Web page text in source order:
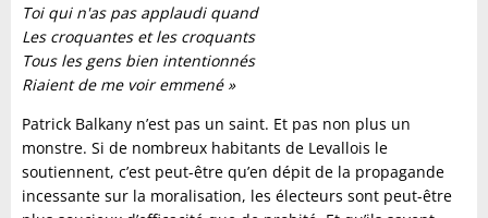
Toi qui n'as pas applaudi quand
Les croquantes et les croquants
Tous les gens bien intentionnés
Riaient de me voir emmené »
Patrick Balkany n’est pas un saint. Et pas non plus un
monstre. Si de nombreux habitants de Levallois le
soutiennent, c’est peut-être qu’en dépit de la propagande
incessante sur la moralisation, les électeurs sont peut-être